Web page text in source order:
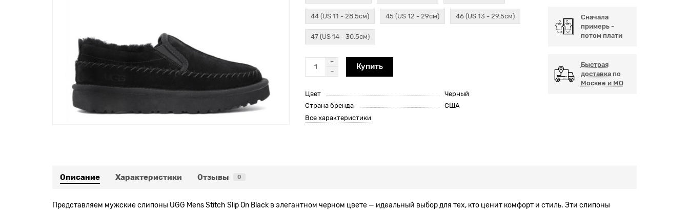
44 (US 11 - 28.5см) 45 (US 12 - 29см) 46 (US 13 - 29.5см)
47 (US 14 - 30.5см)
Купить
Цвет
Черный
Страна бренда
США
Все характеристики
Сначала
примерь -
потом плати
Быстрая
доставка по
Москве и МО
Описание Характеристики Отзывы 0
Представляем мужские слипоны UGG Mens Stitch Slip On Black в элегантном черном цвете — идеальный выбор для тех, кто ценит комфорт и стиль. Эти слипоны